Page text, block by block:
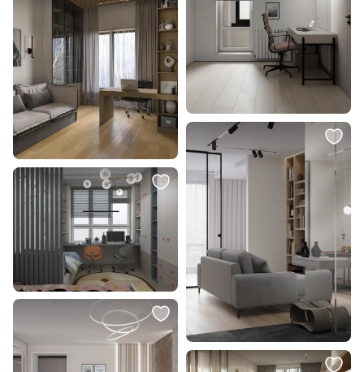
5 490 ₽
Подушка декоративная Eglo
SHOURA 420264
В корзину
2 500 ₽
Подушка декоративная RELAX
ОГОГО Обстановочка бежевый
В корзину
2 690 ₽ 1 700 ₽